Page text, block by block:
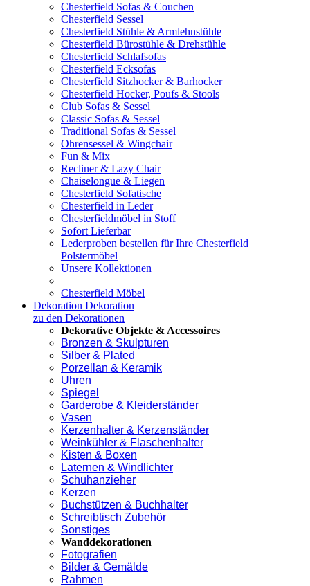
Chesterfield Sofas & Couchen
Chesterfield Sessel
Chesterfield Stühle & Armlehnstühle
Chesterfield Bürostühle & Drehstühle
Chesterfield Schlafsofas
Chesterfield Ecksofas
Chesterfield Sitzhocker & Barhocker
Chesterfield Hocker, Poufs & Stools
Club Sofas & Sessel
Classic Sofas & Sessel
Traditional Sofas & Sessel
Ohrensessel & Wingchair
Fun & Mix
Recliner & Lazy Chair
Chaiselongue & Liegen
Chesterfield Sofatische
Chesterfield in Leder
Chesterfieldmöbel in Stoff
Sofort Lieferbar
Lederproben bestellen für Ihre Chesterfield
Polstermöbel
Unsere Kollektionen
Chesterfield Möbel
Dekoration Dekoration
zu den Dekorationen
Dekorative Objekte & Accessoires
Bronzen & Skulpturen
Silber & Plated
Porzellan & Keramik
Uhren
Spiegel
Garderobe & Kleiderständer
Vasen
Kerzenhalter & Kerzenständer
Weinkühler & Flaschenhalter
Kisten & Boxen
Laternen & Windlichter
Schuhanzieher
Kerzen
Buchstützen & Buchhalter
Schreibtisch Zubehör
Sonstiges
Wanddekorationen
Fotografien
Bilder & Gemälde
Rahmen